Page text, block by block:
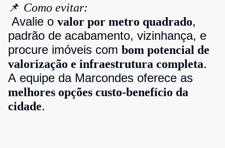
📌 Como evitar:
Avalie o valor por metro quadrado,
padrão de acabamento, vizinhança, e
procure imóveis com bom potencial de
valorização e infraestrutura completa.
A equipe da Marcondes oferece as
melhores opções custo-benefício da
cidade.